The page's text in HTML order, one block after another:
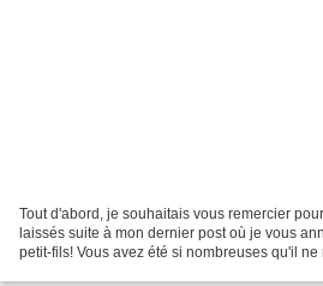
Tout d'abord, je souhaitais vous remercier
laissés suite à mon dernier post où je vous
petit-fils! Vous avez été si nombreuses qu'il